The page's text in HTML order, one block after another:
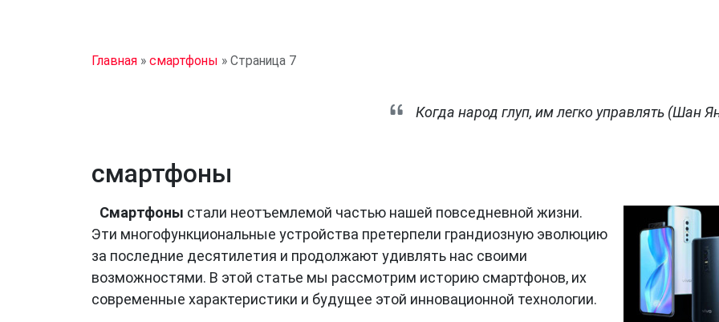
Главная » смартфоны » Страница 7
Когда народ глуп, им легко управлять (Шан
смартфоны
Смартфоны стали неотъемлемой частью нашей повседневной жизни.
Эти многофункциональные устройства претерпели грандиозную эволюцию
за последние десятилетия и продолжают удивлять нас своими
возможностями. В этой статье мы рассмотрим историю смартфонов, их
современные характеристики и будущее этой инновационной технологии.